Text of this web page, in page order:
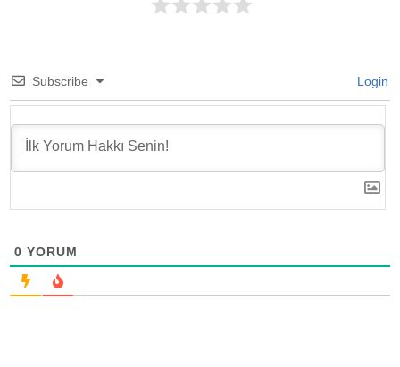
Subscribe Login
0 YORUM